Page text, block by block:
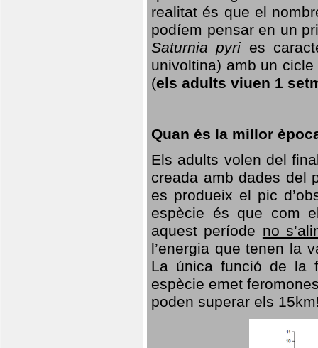
realitat és que el
podíem pensar en un
Saturnia pyri es
univoltina) amb un
(els adults viuen 1
Quan és la millor
Els adults volen del
creada amb dades del
es produeix el pic
espècie és que com
aquest període no
l’energia que tenen la
La única funció de la
espècie emet
poden superar els